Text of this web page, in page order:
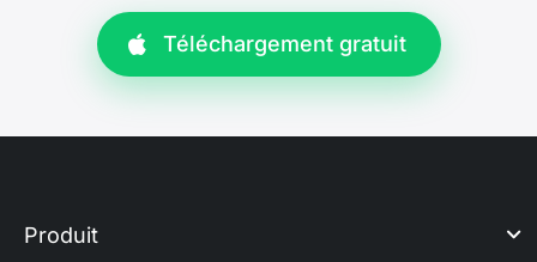
Téléchargement gratuit
Produit